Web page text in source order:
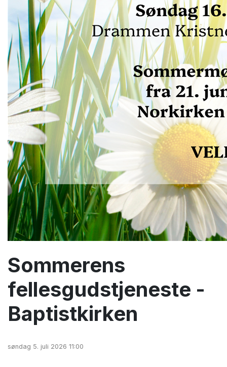
Sommerens
fellesgudstjeneste -
Baptistkirken
søndag 5. juli 2026 11:00